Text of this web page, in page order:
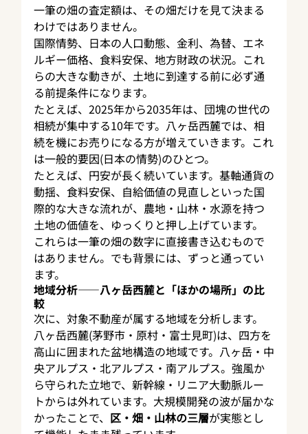
一筆の畑の査定額は、その畑だけを見て決まる
わけではありません。
国際情勢、日本の人口動態、金利、為替、エネ
ルギー価格、食料安保、地方財政の状況。これ
らの大きな動きが、土地に到達する前に必ず通
る前提条件になります。
たとえば、2025年から2035年は、団塊の世代の
相続が集中する10年です。八ヶ岳西麓では、相
続を機にお売りになる方が増えていきます。これ
は一般的要因(日本の情勢)のひとつ。
たとえば、円安が長く続いています。基軸通貨の
動揺、食料安保、自給価値の見直しといった国
際的な大きな流れが、農地・山林・水源を持つ
土地の価値を、ゆっくりと押し上げています。
これらは一筆の畑の数字に直接書き込むもので
はありません。でも背景には、ずっと通ってい
ます。
地域分析——八ヶ岳西麓と「ほかの場所」の比
較
次に、対象不動産が属する地域を分析します。
八ヶ岳西麓(茅野市・原村・富士見町)は、四方を
高山に囲まれた盆地構造の地域です。八ヶ岳・中
央アルプス・北アルプス・南アルプス。強風か
ら守られた立地で、新幹線・リニア大動脈ルー
トからは外れています。大規模開発の波が届かな
かったことで、 区・畑・山林の三層が実態とし